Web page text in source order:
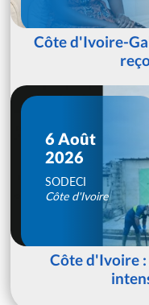
Côte d'Ivoire-
6 Août
2026
SODECI
Côte d'Ivoire
Côte d'Ivoire :